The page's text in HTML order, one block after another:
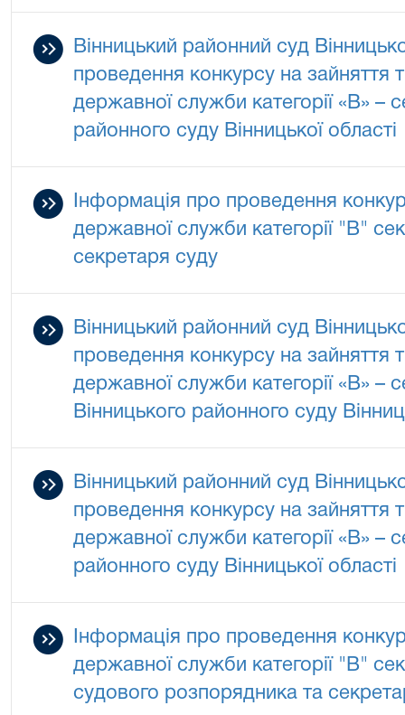
Вінницький районний суд
проведення конкурсу на зайняття
державної служби категорії «В» –
районного суду Вінницької області
Інформація про проведення
державної служби категорії "В"
секретаря суду
Вінницький районний суд
проведення конкурсу на зайняття
державної служби категорії «В» –
Вінницького районного суду
Вінницький районний суд
проведення конкурсу на зайняття
державної служби категорії «В» –
районного суду Вінницької області
Інформація про проведення
державної служби категорії "В"
судового розпорядника та